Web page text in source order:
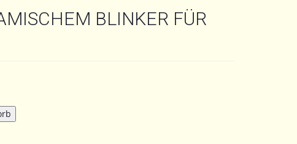
BLINKER FÜR